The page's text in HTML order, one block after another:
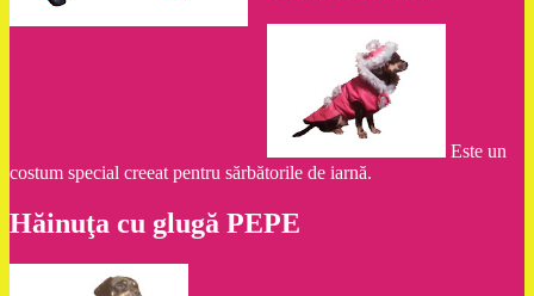
Este un
costum special creeat pentru sărbătorile de iarnă.
Hăinuţa cu glugă PEPE